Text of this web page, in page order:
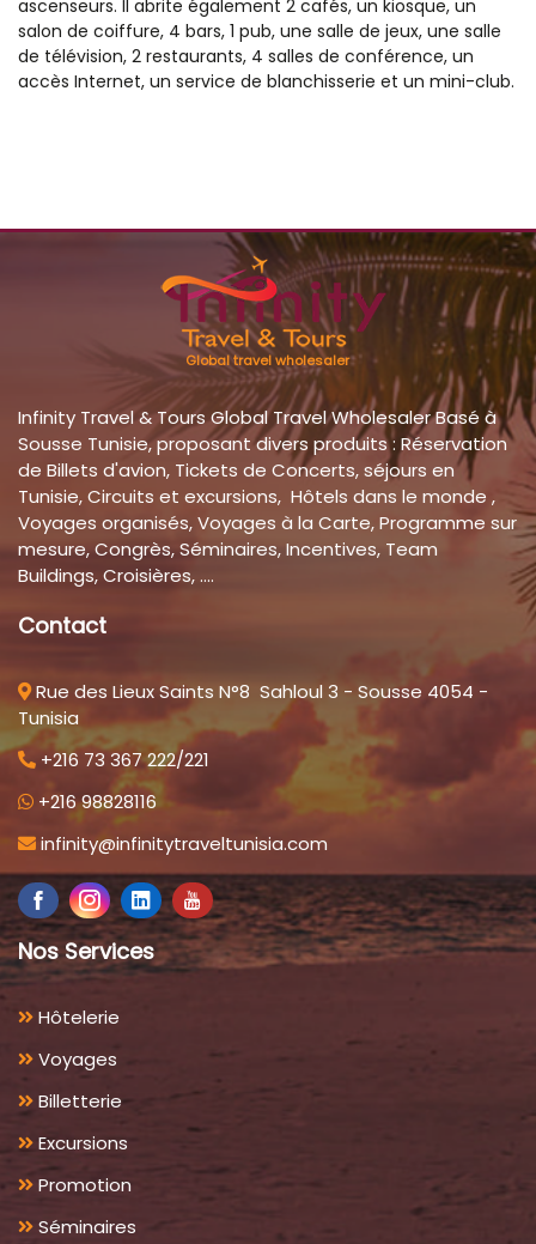
ascenseurs. Il abrite également 2 cafés, un kiosque, un
salon de coiffure, 4 bars, 1 pub, une salle de jeux, une salle
de télévision, 2 restaurants, 4 salles de conférence, un
accès Internet, un service de blanchisserie et un mini-club.
Global travel wholesaler
Infinity Travel & Tours Global Travel Wholesaler Basé à
Sousse Tunisie, proposant divers produits : Réservation
de Billets d'avion, Tickets de Concerts, séjours en
Tunisie, Circuits et excursions, Hôtels dans le monde ,
Voyages organisés, Voyages à la Carte, Programme sur
mesure, Congrès, Séminaires, Incentives, Team
Buildings, Croisières, ....
Contact
Rue des Lieux Saints N°8 Sahloul 3 - Sousse 4054 -
Tunisia
+216 73 367 222/221
+216 98828116
infinity@infinitytraveltunisia.com
Nos Services
Hôtelerie
Voyages
Billetterie
Excursions
Promotion
Séminaires